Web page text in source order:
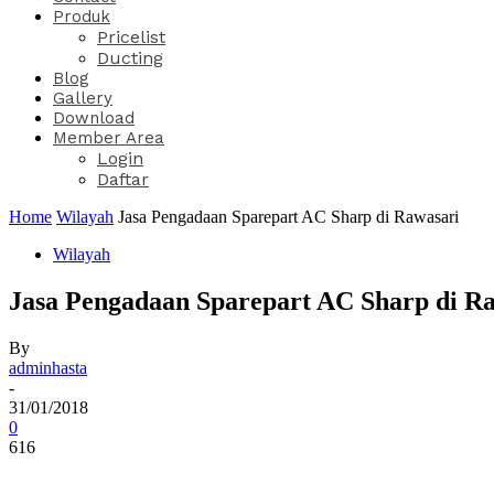
Produk
Pricelist
Ducting
Blog
Gallery
Download
Member Area
Login
Daftar
Home Wilayah Jasa Pengadaan Sparepart AC Sharp di Rawasari
Wilayah
Jasa Pengadaan Sparepart AC Sharp di
By
adminhasta
-
31/01/2018
0
616